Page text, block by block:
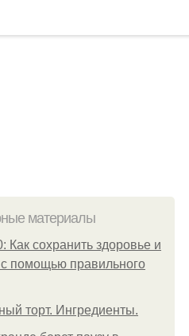
материалы
Как сохранить здоровье и
помощью правильного
торт. Ингредиенты.